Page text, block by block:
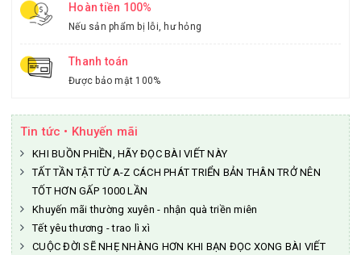
Hoàn tiền 100%
Nếu sản phẩm bị lỗi, hư hỏng
Thanh toán
Được bảo mật 100%
Tin tức • Khuyến mãi
KHI BUỒN PHIỀN, HÃY ĐỌC BÀI VIẾT NÀY
TẤT TẦN TẬT TỪ A-Z CÁCH PHÁT TRIỂN BẢN THÂN TRỞ NÊN
TỐT HƠN GẤP 1000 LẦN
Khuyến mãi thường xuyên - nhận quà triền miên
Tết yêu thương - trao lì xì
CUỘC ĐỜI SẼ NHẸ NHÀNG HƠN KHI BẠN ĐỌC XONG BÀI VIẾT